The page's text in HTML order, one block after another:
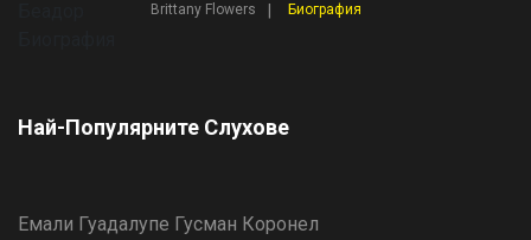
Brittany Flowers Биография
Най-Популярните Слухове
Емали Гуадалупе Гусман Коронел